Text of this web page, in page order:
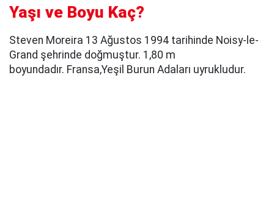
Yaşı ve Boyu Kaç?
Steven Moreira 13 Ağustos 1994 tarihinde Noisy-le-
Grand şehrinde doğmuştur. 1,80 m
boyundadır. Fransa,Yeşil Burun Adaları uyrukludur.